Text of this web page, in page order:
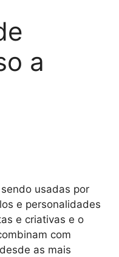
a
usadas por
e personalidades
e criativas e o
com
as mais